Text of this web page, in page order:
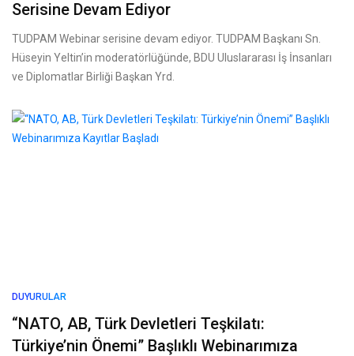
Serisine Devam Ediyor
TUDPAM Webinar serisine devam ediyor. TUDPAM Başkanı Sn.
Hüseyin Yeltin’in moderatörlüğünde, BDU Uluslararası İş İnsanları
ve Diplomatlar Birliği Başkan Yrd.
DUYURULAR
“NATO, AB, Türk Devletleri Teşkilatı:
Türkiye’nin Önemi” Başlıklı Webinarımıza